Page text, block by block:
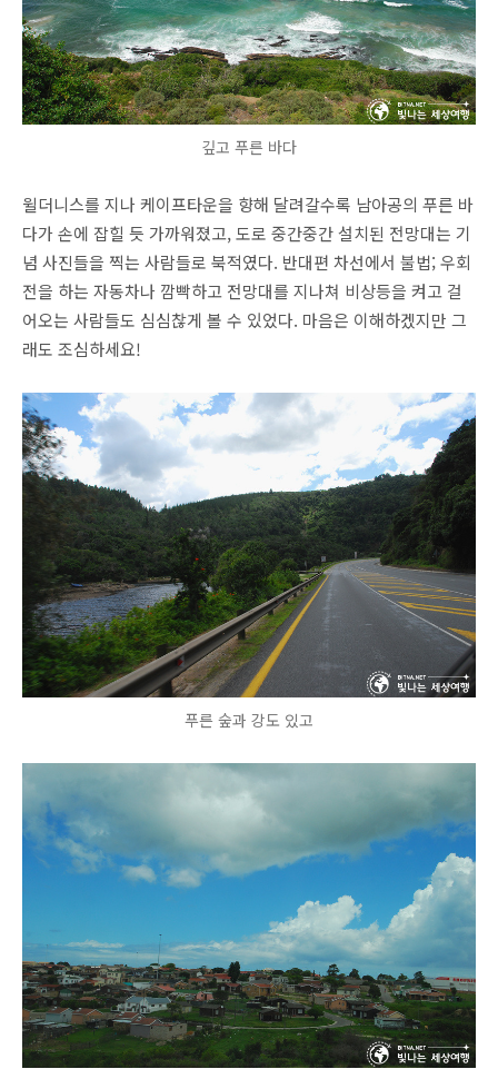
깊고 푸른 바다
윌더니스를 지나 케이프타운을 향해 달려갈수록 남아공의 푸른 바
다가 손에 잡힐 듯 가까워졌고, 도로 중간중간 설치된 전망대는 기
념 사진들을 찍는 사람들로 북적였다. 반대편 차선에서 불법; 우회
전을 하는 자동차나 깜빡하고 전망대를 지나쳐 비상등을 켜고 걸
어오는 사람들도 심심찮게 볼 수 있었다. 마음은 이해하겠지만 그
래도 조심하세요!
푸른 숲과 강도 있고